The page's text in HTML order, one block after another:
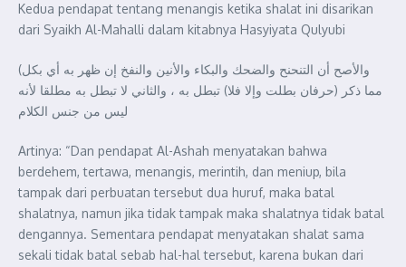
Kedua pendapat tentang menangis ketika shalat ini disarikan
dari Syaikh Al-Mahalli dalam kitabnya Hasyiyata Qulyubi
(والأصح أن التنحنح والضحك والبكاء والأنين والنفخ إن ظهر به أي بكل
مما ذكر (حرفان بطلت وإلا فلا) تبطل به ، والثاني لا تبطل به مطلقا لأنه
ليس من جنس الكلام
Artinya: “Dan pendapat Al-Ashah menyatakan bahwa
berdehem, tertawa, menangis, merintih, dan meniup, bila
tampak dari perbuatan tersebut dua huruf, maka batal
shalatnya, namun jika tidak tampak maka shalatnya tidak batal
dengannya. Sementara pendapat menyatakan shalat sama
sekali tidak batal sebab hal-hal tersebut, karena bukan dari